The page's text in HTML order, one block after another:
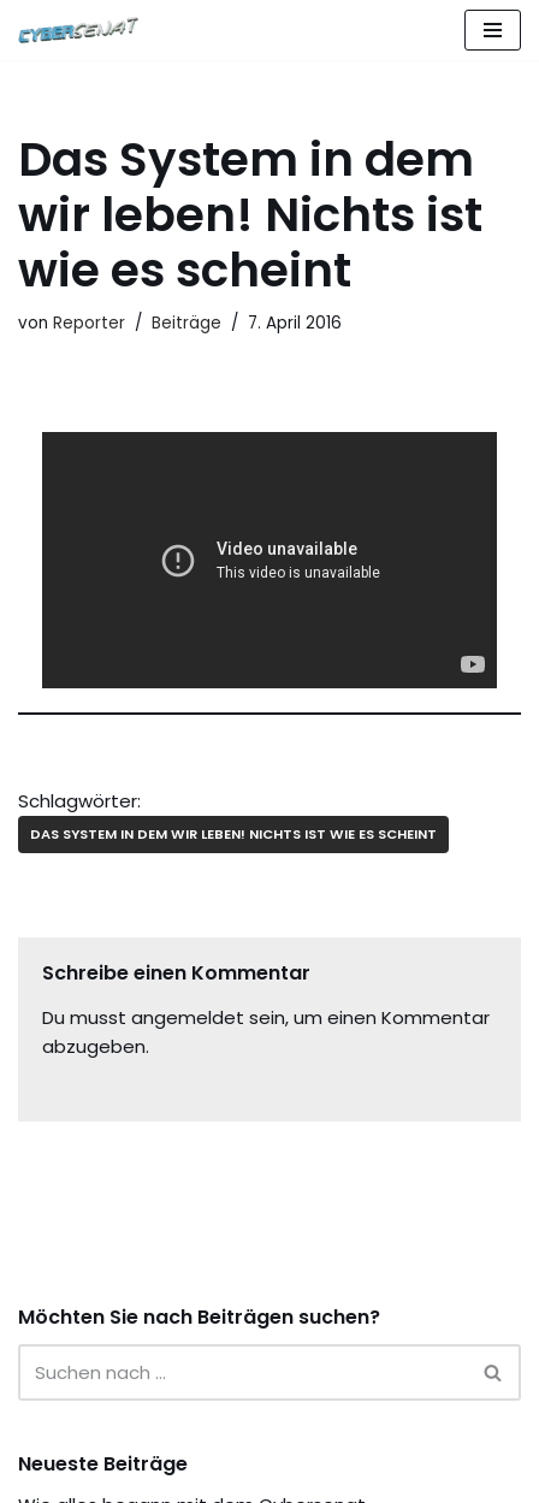
Das System in dem
wir leben! Nichts ist
wie es scheint
von Reporter Beiträge 7. April 2016
Schlagwörter:
DAS SYSTEM IN DEM WIR LEBEN! NICHTS IST WIE ES SCHEINT
Schreibe einen Kommentar
Du musst angemeldet sein, um einen Kommentar
abzugeben.
Möchten Sie nach Beiträgen suchen?
Neueste Beiträge